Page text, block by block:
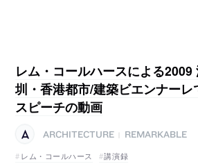
レム・コールハースによる2009
圳・香港都市/建築ビエンナーレ
スピーチの動画
ARCHITECTURE
REMARKABLE
レム・コールハース
講演録